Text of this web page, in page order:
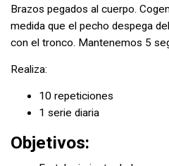
Brazos pegados al cuerpo.
medida que el pecho despega
con el tronco. Mantenemos 5
Realiza:
10 repeticiones
1 serie diaria
Objetivos: